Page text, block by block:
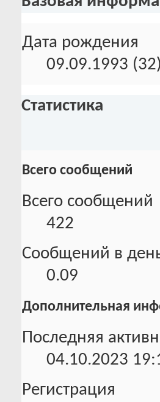
Дата рождения
09.09.1993 (32)
Статистика
Всего сообщений
Всего сообщений
422
Сообщений в
0.09
Дополнительная
Последняя
04.10.2023
Регистрация